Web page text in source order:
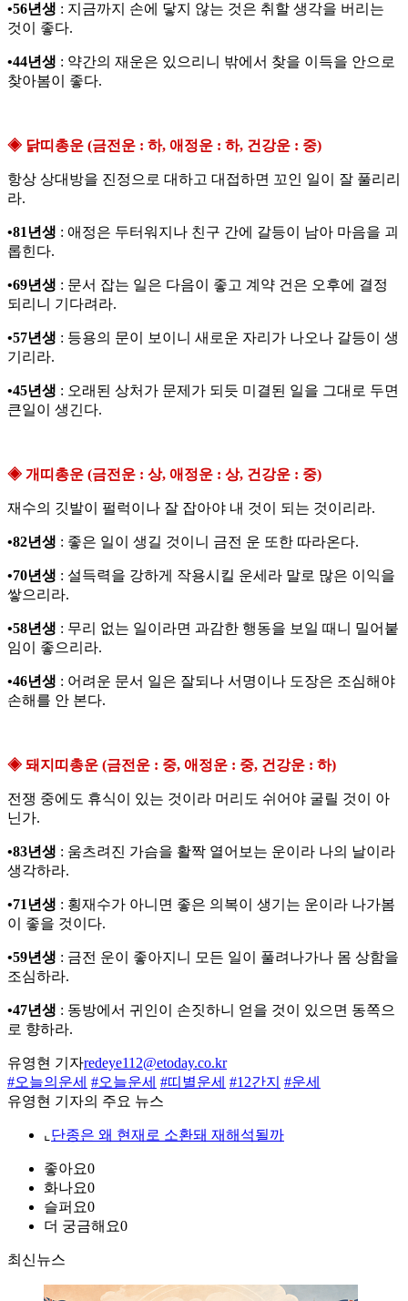
•56년생 : 지금까지 손에 닿지 않는 것은 취할 생각을 버리는
것이 좋다.
•44년생 : 약간의 재운은 있으리니 밖에서 찾을 이득을 안으로
찾아봄이 좋다.
◈ 닭띠총운 (금전운 : 하, 애정운 : 하, 건강운 : 중)
항상 상대방을 진정으로 대하고 대접하면 꼬인 일이 잘 풀리리
라.
•81년생 : 애정은 두터워지나 친구 간에 갈등이 남아 마음을 괴
롭힌다.
•69년생 : 문서 잡는 일은 다음이 좋고 계약 건은 오후에 결정
되리니 기다려라.
•57년생 : 등용의 문이 보이니 새로운 자리가 나오나 갈등이 생
기리라.
•45년생 : 오래된 상처가 문제가 되듯 미결된 일을 그대로 두면
큰일이 생긴다.
◈ 개띠총운 (금전운 : 상, 애정운 : 상, 건강운 : 중)
재수의 깃발이 펄럭이나 잘 잡아야 내 것이 되는 것이리라.
•82년생 : 좋은 일이 생길 것이니 금전 운 또한 따라온다.
•70년생 : 설득력을 강하게 작용시킬 운세라 말로 많은 이익을
쌓으리라.
•58년생 : 무리 없는 일이라면 과감한 행동을 보일 때니 밀어붙
임이 좋으리라.
•46년생 : 어려운 문서 일은 잘되나 서명이나 도장은 조심해야
손해를 안 본다.
◈ 돼지띠총운 (금전운 : 중, 애정운 : 중, 건강운 : 하)
전쟁 중에도 휴식이 있는 것이라 머리도 쉬어야 굴릴 것이 아
닌가.
•83년생 : 움츠려진 가슴을 활짝 열어보는 운이라 나의 날이라
생각하라.
•71년생 : 횡재수가 아니면 좋은 의복이 생기는 운이라 나가봄
이 좋을 것이다.
•59년생 : 금전 운이 좋아지니 모든 일이 풀려나가나 몸 상함을
조심하라.
•47년생 : 동방에서 귀인이 손짓하니 얻을 것이 있으면 동쪽으
로 향하라.
유영현 기자redeye112@etoday.co.kr
#오늘의운세 #오늘운세 #띠별운세 #12간지 #운세
유영현 기자의 주요 뉴스
⌞ 단종은 왜 현재로 소환돼 재해석될까
좋아요0
화나요0
슬퍼요0
더 궁금해요0
최신뉴스